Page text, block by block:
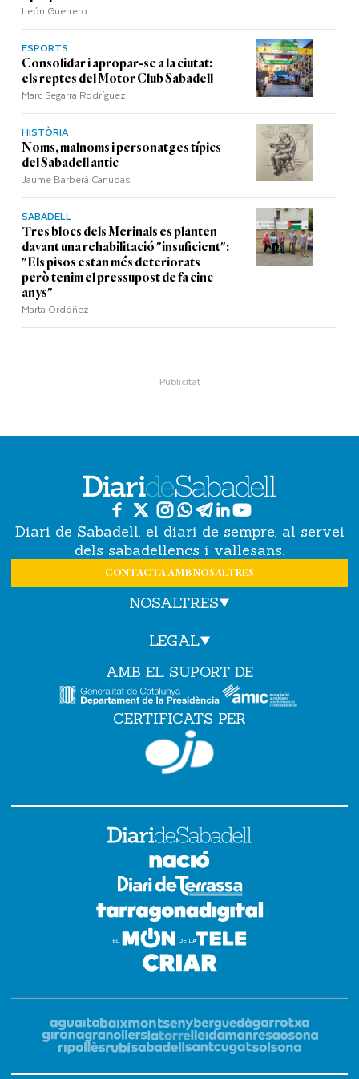
León Guerrero
ESPORTS
Consolidar i apropar-se a la ciutat:
els reptes del Motor Club Sabadell
Marc Segarra Rodríguez
HISTÒRIA
Noms, malnoms i personatges típics
del Sabadell antic
Jaume Barberà Canudas
SABADELL
Tres blocs dels Merinals es planten
davant una rehabilitació "insuficient":
"Els pisos estan més deteriorats
però tenim el pressupost de fa cinc
anys"
Marta Ordóñez
Diari de Sabadell, el diari de sempre, al servei
dels sabadellencs i vallesans.
CONTACTA AMB NOSALTRES
NOSALTRES
LEGAL
AMB EL SUPORT DE
CERTIFICATS PER